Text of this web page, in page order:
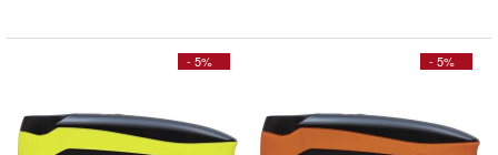
- 5% - 5%